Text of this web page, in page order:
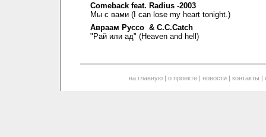
Comeback feat. Radius -2003
Мы с вами (I can lose my heart tonight.)
Авраам Руссо & C.C.Catch
"Рай или ад" (Heaven and hell)
на главную| о проекте| новости| контакты |